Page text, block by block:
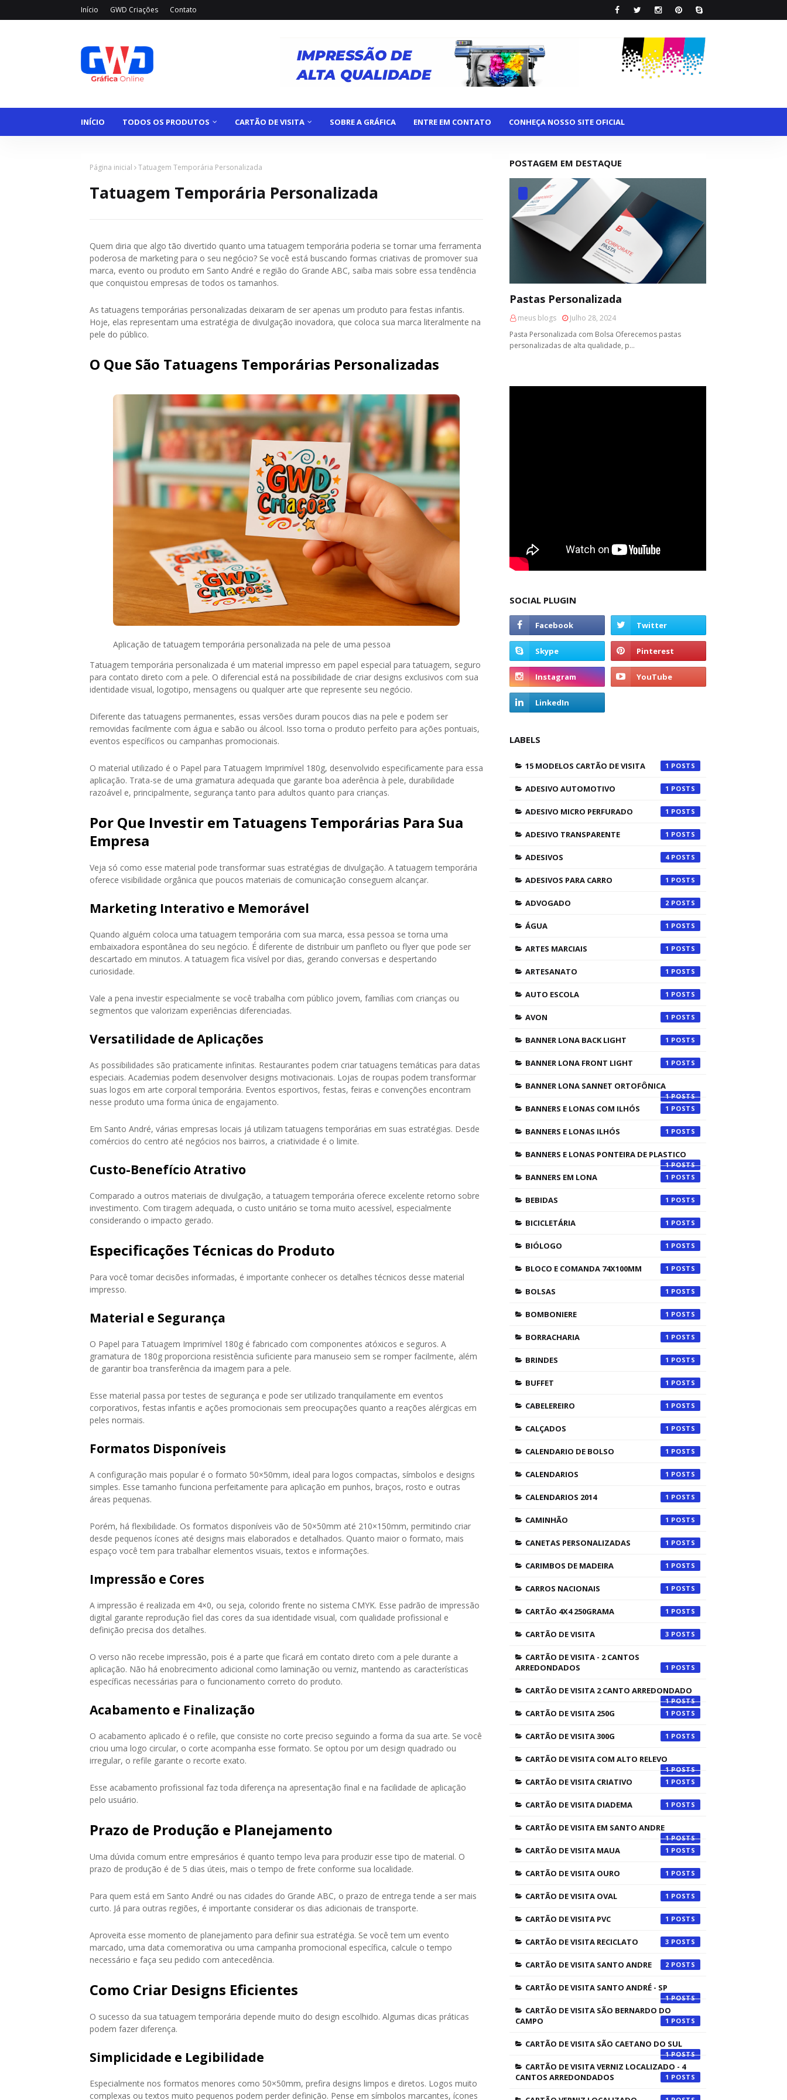
Início GWD Criações Contato
INÍCIO TODOS OS PRODUTOS CARTÃO DE VISITA SOBRE A GRÁFICA ENTRE EM CONTATO CONHEÇA NOSSO SITE OFICIAL
Página inicial Tatuagem Temporária Personalizada
Tatuagem Temporária Personalizada
Quem diria que algo tão divertido quanto uma tatuagem temporária poderia se tornar uma ferramenta
poderosa de marketing para o seu negócio? Se você está buscando formas criativas de promover sua
marca, evento ou produto em Santo André e região do Grande ABC, saiba mais sobre essa tendência
que conquistou empresas de todos os tamanhos.
As tatuagens temporárias personalizadas deixaram de ser apenas um produto para festas infantis.
Hoje, elas representam uma estratégia de divulgação inovadora, que coloca sua marca literalmente na
pele do público.
O Que São Tatuagens Temporárias Personalizadas
Aplicação de tatuagem temporária personalizada na pele de uma pessoa
Tatuagem temporária personalizada é um material impresso em papel especial para tatuagem, seguro
para contato direto com a pele. O diferencial está na possibilidade de criar designs exclusivos com sua
identidade visual, logotipo, mensagens ou qualquer arte que represente seu negócio.
Diferente das tatuagens permanentes, essas versões duram poucos dias na pele e podem ser
removidas facilmente com água e sabão ou álcool. Isso torna o produto perfeito para ações pontuais,
eventos específicos ou campanhas promocionais.
O material utilizado é o Papel para Tatuagem Imprimível 180g, desenvolvido especificamente para essa
aplicação. Trata-se de uma gramatura adequada que garante boa aderência à pele, durabilidade
razoável e, principalmente, segurança tanto para adultos quanto para crianças.
Por Que Investir em Tatuagens Temporárias Para Sua
Empresa
Veja só como esse material pode transformar suas estratégias de divulgação. A tatuagem temporária
oferece visibilidade orgânica que poucos materiais de comunicação conseguem alcançar.
Marketing Interativo e Memorável
Quando alguém coloca uma tatuagem temporária com sua marca, essa pessoa se torna uma
embaixadora espontânea do seu negócio. É diferente de distribuir um panfleto ou flyer que pode ser
descartado em minutos. A tatuagem fica visível por dias, gerando conversas e despertando
curiosidade.
Vale a pena investir especialmente se você trabalha com público jovem, famílias com crianças ou
segmentos que valorizam experiências diferenciadas.
Versatilidade de Aplicações
As possibilidades são praticamente infinitas. Restaurantes podem criar tatuagens temáticas para datas
especiais. Academias podem desenvolver designs motivacionais. Lojas de roupas podem transformar
suas logos em arte corporal temporária. Eventos esportivos, festas, feiras e convenções encontram
nesse produto uma forma única de engajamento.
Em Santo André, várias empresas locais já utilizam tatuagens temporárias em suas estratégias. Desde
comércios do centro até negócios nos bairros, a criatividade é o limite.
Custo-Benefício Atrativo
Comparado a outros materiais de divulgação, a tatuagem temporária oferece excelente retorno sobre
investimento. Com tiragem adequada, o custo unitário se torna muito acessível, especialmente
considerando o impacto gerado.
Especificações Técnicas do Produto
Para você tomar decisões informadas, é importante conhecer os detalhes técnicos desse material
impresso.
Material e Segurança
O Papel para Tatuagem Imprimível 180g é fabricado com componentes atóxicos e seguros. A
gramatura de 180g proporciona resistência suficiente para manuseio sem se romper facilmente, além
de garantir boa transferência da imagem para a pele.
Esse material passa por testes de segurança e pode ser utilizado tranquilamente em eventos
corporativos, festas infantis e ações promocionais sem preocupações quanto a reações alérgicas em
peles normais.
Formatos Disponíveis
A configuração mais popular é o formato 50×50mm, ideal para logos compactas, símbolos e designs
simples. Esse tamanho funciona perfeitamente para aplicação em punhos, braços, rosto e outras
áreas pequenas.
Porém, há flexibilidade. Os formatos disponíveis vão de 50×50mm até 210×150mm, permitindo criar
desde pequenos ícones até designs mais elaborados e detalhados. Quanto maior o formato, mais
espaço você tem para trabalhar elementos visuais, textos e informações.
Impressão e Cores
A impressão é realizada em 4×0, ou seja, colorido frente no sistema CMYK. Esse padrão de impressão
digital garante reprodução fiel das cores da sua identidade visual, com qualidade profissional e
definição precisa dos detalhes.
O verso não recebe impressão, pois é a parte que ficará em contato direto com a pele durante a
aplicação. Não há enobrecimento adicional como laminação ou verniz, mantendo as características
específicas necessárias para o funcionamento correto do produto.
Acabamento e Finalização
O acabamento aplicado é o refile, que consiste no corte preciso seguindo a forma da sua arte. Se você
criou uma logo circular, o corte acompanha esse formato. Se optou por um design quadrado ou
irregular, o refile garante o recorte exato.
Esse acabamento profissional faz toda diferença na apresentação final e na facilidade de aplicação
pelo usuário.
Prazo de Produção e Planejamento
Uma dúvida comum entre empresários é quanto tempo leva para produzir esse tipo de material. O
prazo de produção é de 5 dias úteis, mais o tempo de frete conforme sua localidade.
Para quem está em Santo André ou nas cidades do Grande ABC, o prazo de entrega tende a ser mais
curto. Já para outras regiões, é importante considerar os dias adicionais de transporte.
Aproveita esse momento de planejamento para definir sua estratégia. Se você tem um evento
marcado, uma data comemorativa ou uma campanha promocional específica, calcule o tempo
necessário e faça seu pedido com antecedência.
Como Criar Designs Eficientes
O sucesso da sua tatuagem temporária depende muito do design escolhido. Algumas dicas práticas
podem fazer diferença.
Simplicidade e Legibilidade
Especialmente nos formatos menores como 50×50mm, prefira designs limpos e diretos. Logos muito
complexas ou textos muito pequenos podem perder definição. Pense em símbolos marcantes, ícones
POSTAGEM EM DESTAQUE
Pastas Personalizada
meus blogs
Julho 28, 2024
Pasta Personalizada com Bolsa Oferecemos pastas
personalizadas de alta qualidade, p…
SOCIAL PLUGIN
LABELS
15 MODELOS CARTÃO DE VISITA 1
ADESIVO AUTOMOTIVO 1
ADESIVO MICRO PERFURADO 1
ADESIVO TRANSPARENTE 1
ADESIVOS 4
ADESIVOS PARA CARRO 1
ADVOGADO 2
ÁGUA 1
ARTES MARCIAIS 1
ARTESANATO 1
AUTO ESCOLA 1
AVON 1
BANNER LONA BACK LIGHT 1
BANNER LONA FRONT LIGHT 1
BANNER LONA SANNET ORTOFÔNICA
1
BANNERS E LONAS COM ILHÓS 1
BANNERS E LONAS ILHÓS 1
BANNERS E LONAS PONTEIRA DE PLASTICO
1
BANNERS EM LONA 1
BEBIDAS 1
BICICLETÁRIA 1
BIÓLOGO 1
BLOCO E COMANDA 74X100MM 1
BOLSAS 1
BOMBONIERE 1
BORRACHARIA 1
BRINDES 1
BUFFET 1
CABELEREIRO 1
CALÇADOS 1
CALENDARIO DE BOLSO 1
CALENDARIOS 1
CALENDARIOS 2014 1
CAMINHÃO 1
CANETAS PERSONALIZADAS 1
CARIMBOS DE MADEIRA 1
CARROS NACIONAIS 1
CARTÃO 4X4 250GRAMA 1
CARTÃO DE VISITA 3
CARTÃO DE VISITA - 2 CANTOS
ARREDONDADOS
1
CARTÃO DE VISITA 2 CANTO ARREDONDADO
1
CARTÃO DE VISITA 250G 1
CARTÃO DE VISITA 300G 1
CARTÃO DE VISITA COM ALTO RELEVO
1
CARTÃO DE VISITA CRIATIVO 1
CARTÃO DE VISITA DIADEMA 1
CARTÃO DE VISITA EM SANTO ANDRE
1
CARTÃO DE VISITA MAUA 1
CARTÃO DE VISITA OURO 1
CARTÃO DE VISITA OVAL 1
CARTÃO DE VISITA PVC 1
CARTÃO DE VISITA RECICLATO 3
CARTÃO DE VISITA SANTO ANDRE 2
CARTÃO DE VISITA SANTO ANDRÉ - SP
1
CARTÃO DE VISITA SÃO BERNARDO DO
CAMPO
1
CARTÃO DE VISITA SÃO CAETANO DO SUL
1
CARTÃO DE VISITA VERNIZ LOCALIZADO - 4
CANTOS ARREDONDADOS
1